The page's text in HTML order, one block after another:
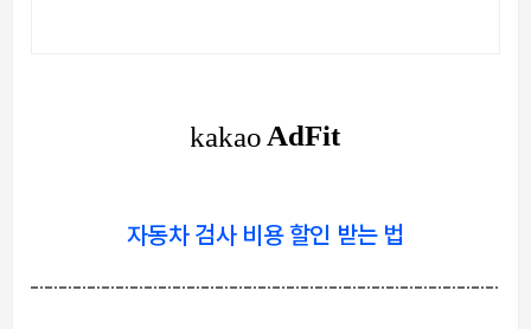
자동차 검사 비용 할인 받는 법